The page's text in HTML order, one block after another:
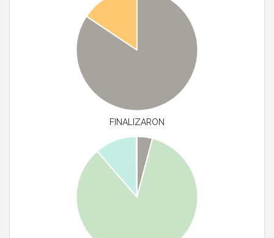
FINALIZARON